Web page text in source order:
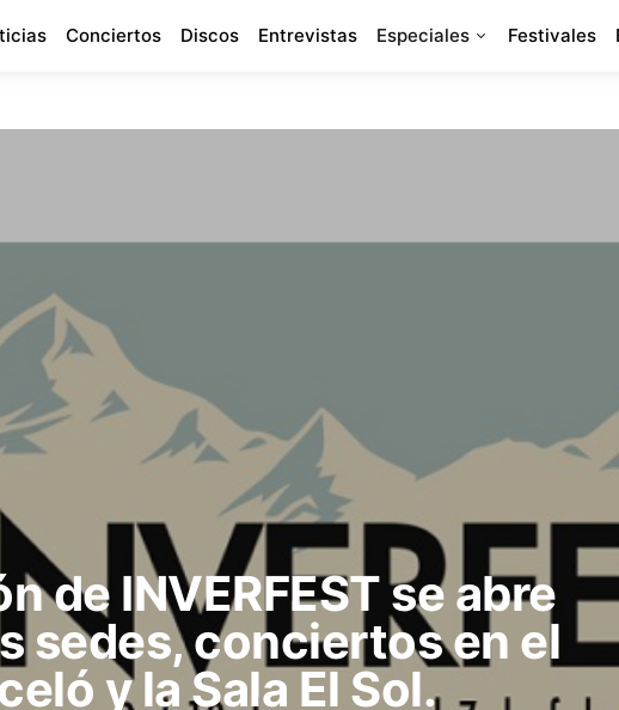
Conciertos Discos Entrevistas Especiales Festivales
de INVERFEST se abre
sedes, conciertos en el
y la Sala El Sol.